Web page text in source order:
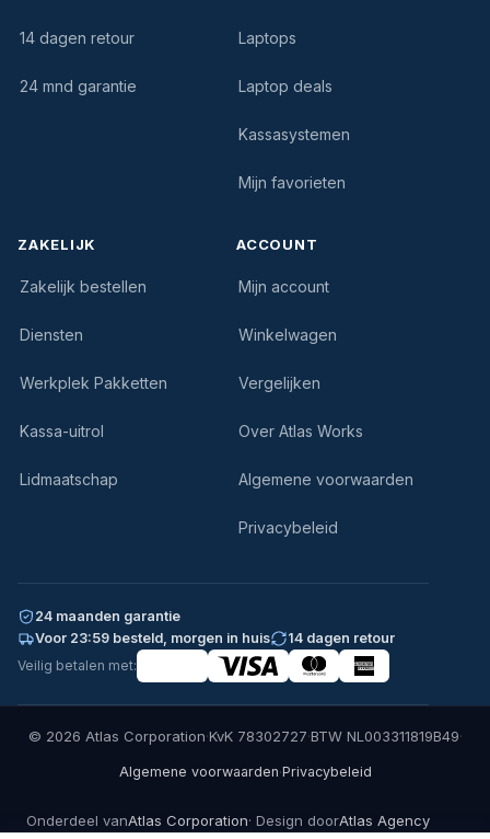
14 dagen retour
24 mnd garantie
Laptops
Laptop deals
Kassasystemen
Mijn favorieten
ZAKELIJK
Zakelijk bestellen
Diensten
Werkplek Pakketten
Kassa-uitrol
Lidmaatschap
ACCOUNT
Mijn account
Winkelwagen
Vergelijken
Over Atlas Works
Algemene voorwaarden
Privacybeleid
24 maanden garantie
Voor 23:59 besteld, morgen in huis
14 dagen retour
Veilig betalen met:
© 2026 Atlas Corporation·KvK 78302727·BTW NL003311819B49·
Algemene voorwaarden·Privacybeleid
Onderdeel vanAtlas Corporation· Design doorAtlas Agency